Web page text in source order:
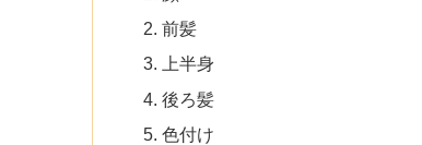
前髪
上半身
後ろ髪
色付け